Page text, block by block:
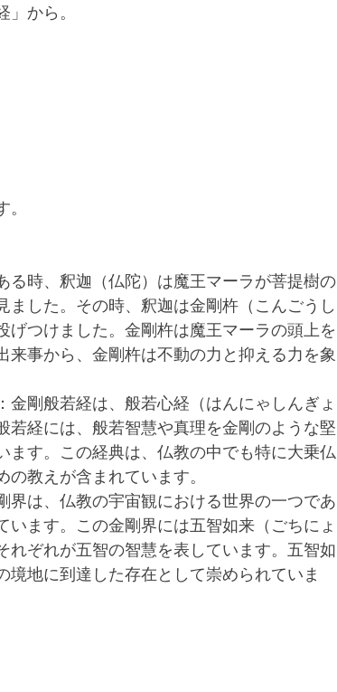
から。
時、釈迦（仏陀）は魔王マーラが菩提樹の
した。その時、釈迦は金剛杵（こんごうし
げつけました。金剛杵は魔王マーラの頭上を
事から、金剛杵は不動の力と抑える力を象
剛般若経は、般若心経（はんにゃしんぎょ
若経には、般若智慧や真理を金剛のような堅
す。この経典は、仏教の中でも特に大乗仏
教えが含まれています。
は、仏教の宇宙観における世界の一つであ
ます。この金剛界には五智如来（ごちにょ
れぞれが五智の智慧を表しています。五智如
地に到達した存在として崇められていま